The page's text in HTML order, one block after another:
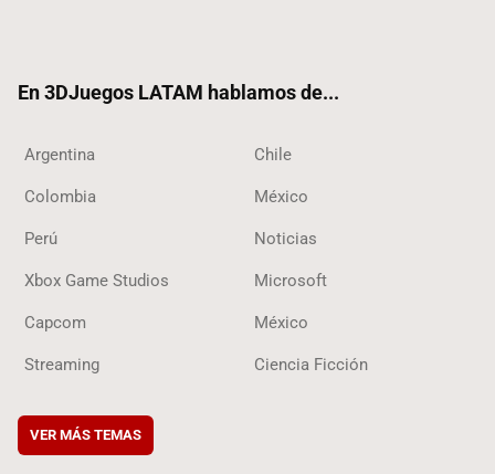
En 3DJuegos LATAM hablamos de...
Argentina Chile
Colombia México
Perú Noticias
Xbox Game Studios Microsoft
Capcom México
Streaming Ciencia Ficción
VER MÁS TEMAS